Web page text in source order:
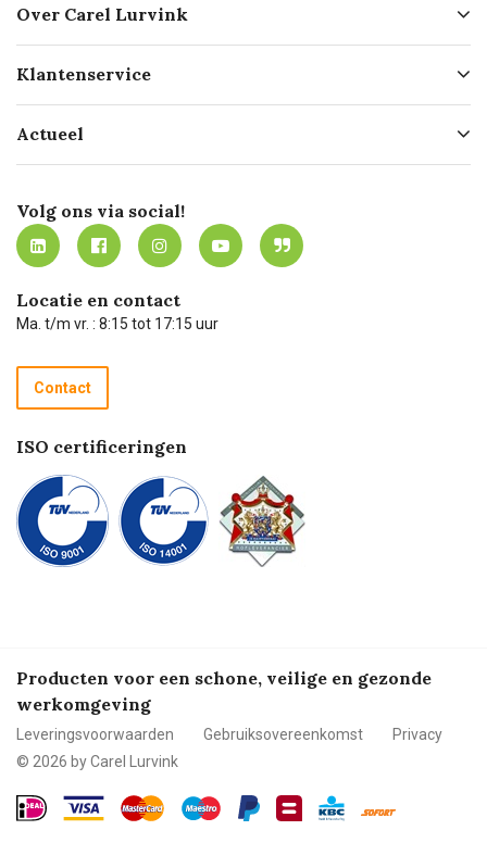
Over Carel Lurvink
Geschiedenis
Missie
Certificering
Werken bij Carel Lurvink
MVO
Klantenservice
Bezorgen
Mijn Carel Lurvink
Mijn Carel Lurvink instructievideo's
Carel Lurvink App
Hulp op afstand
Technische dienst
Recycle programma
Betalen
Actueel
Innovation LAB
Tevreden klanten
Carel Lurvink Blog
Carel de podcast
Volg ons via social!
Locatie en contact
Ma. t/m vr. : 8:15 tot 17:15 uur
Contact
ISO certificeringen
Producten voor een schone, veilige en gezonde
werkomgeving
Leveringsvoorwaarden Gebruiksovereenkomst
Privacy
© 2026 by Carel Lurvink